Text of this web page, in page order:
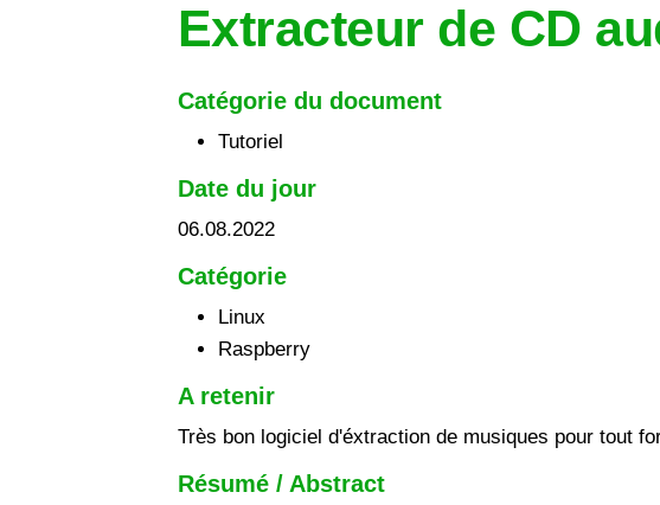
Extracteur de CD
Catégorie du document
Tutoriel
Date du jour
06.08.2022
Catégorie
Linux
Raspberry
A retenir
Très bon logiciel d'éxtraction de musiques pour tout
Résumé / Abstract